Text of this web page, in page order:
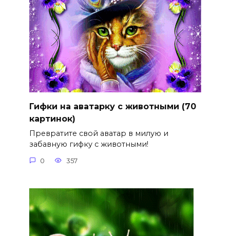
Гифки на аватарку с животными (70
картинок)
Превратите свой аватар в милую и
забавную гифку с животными!
0 357